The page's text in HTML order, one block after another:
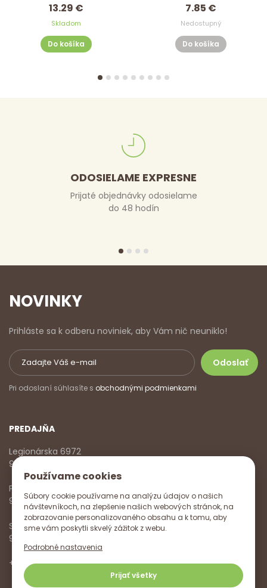
Používame cookies
Súbory cookie používame na analýzu údajov o našich
návštevníkoch, na zlepšenie našich webových stránok, na
zobrazovanie personalizovaného obsahu a k tomu, aby
sme vám poskytli skvelý zážitok z webu.
Podrobné nastavenia
Prijať všetky
13.29 €
Skladom
Do košíka
7.85 €
Nedostupný
Do košíka
ODOSIELAME EXPRESNE
Prijaté objednávky odosielame
do 48 hodín
NOVINKY
Prihláste sa k odberu noviniek, aby Vám nič neuniklo!
Pri odoslaní súhlasíte s obchodnými podmienkami
PREDAJŇA
Legionárska 6972
911 01 Trenčín
Pondelok - Piatok
9:00 - 17:00
Sobota
9:00 - 12:00
+421 918 785 620,+421 915 572 350,info@vitanella.sk